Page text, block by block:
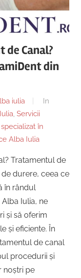
de Canal?
din
iulia
In
Servicii
în
Alba Iulia
Tratamentul de
durere, ceea ce
în rândul
Alba Iulia, ne
și să oferim
și eficiente. În
de canal
procedurii și
noștri pe